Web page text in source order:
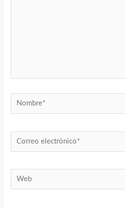
Nombre*
Correo
electrónico*
Web